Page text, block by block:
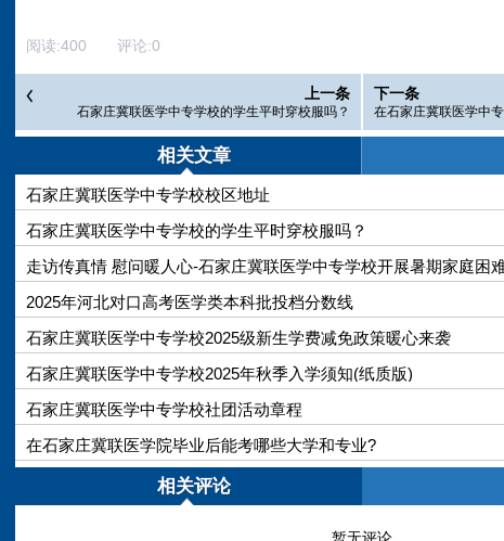
阅读:400 评论:0
上一条
石家庄冀联医学中专学校的学生平时穿校服吗？
下一条
在石家庄冀联医学中
相关文章
石家庄冀联医学中专学校校区地址
石家庄冀联医学中专学校的学生平时穿校服吗？
走访传真情 慰问暖人心-石家庄冀联医学中专学校开展暑期家庭困
2025年河北对口高考医学类本科批投档分数线
石家庄冀联医学中专学校2025级新生学费减免政策暖心来袭
石家庄冀联医学中专学校2025年秋季入学须知(纸质版)
石家庄冀联医学中专学校社团活动章程
在石家庄冀联医学院毕业后能考哪些大学和专业?
相关评论